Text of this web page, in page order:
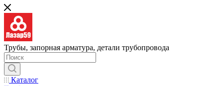
Трубы, запорная арматура, детали трубопровода
Каталог